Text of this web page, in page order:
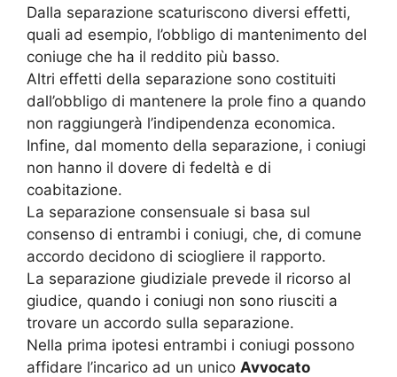
Dalla separazione scaturiscono diversi effetti,
quali ad esempio, l’obbligo di mantenimento del
coniuge che ha il reddito più basso.
Altri effetti della separazione sono costituiti
dall’obbligo di mantenere la prole fino a quando
non raggiungerà l’indipendenza economica.
Infine, dal momento della separazione, i coniugi
non hanno il dovere di fedeltà e di
coabitazione.
La separazione consensuale si basa sul
consenso di entrambi i coniugi, che, di comune
accordo decidono di sciogliere il rapporto.
La separazione giudiziale prevede il ricorso al
giudice, quando i coniugi non sono riusciti a
trovare un accordo sulla separazione.
Nella prima ipotesi entrambi i coniugi possono
affidare l’incarico ad un unico Avvocato